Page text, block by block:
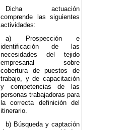
Dicha actuación
comprende las siguientes
actividades:
a) Prospección e
identificación de las
necesidades del tejido
empresarial sobre
cobertura de puestos de
trabajo, y de capacitación
y competencias de las
personas trabajadoras para
la correcta definición del
itinerario.
b) Búsqueda y captación